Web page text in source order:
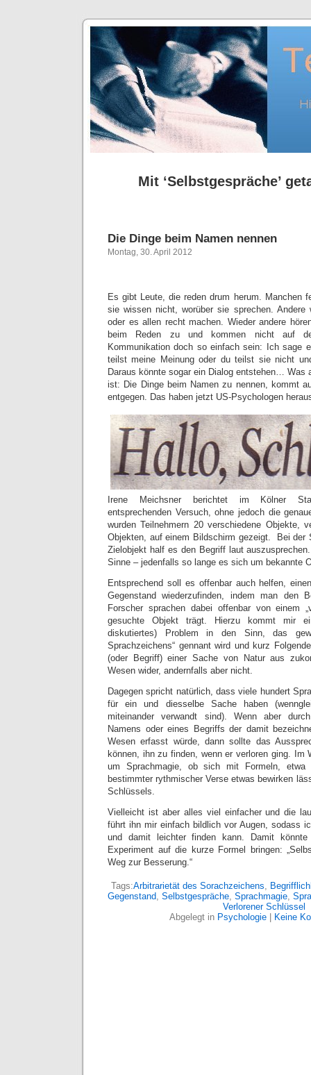
Mit ‘Selbstgespräche’
Die Dinge beim Namen nennen
Montag, 30. April 2012
Es gibt Leute, die reden drum herum. Manchen
sie wissen nicht, worüber sie sprechen. Andere
oder es allen recht machen. Wieder andere
beim Reden zu und kommen nicht auf
Kommunikation doch so einfach sein: Ich sage
teilst meine Meinung oder du teilst sie nicht
Daraus könnte sogar ein Dialog entstehen… Was
ist: Die Dinge beim Namen zu nennen, kommt
entgegen. Das haben jetzt US-Psychologen
Irene Meichsner berichtet im Kölner
entsprechenden Versuch, ohne jedoch die
wurden Teilnehmern 20 verschiedene Objekte,
Objekten, auf einem Bildschirm gezeigt. Bei der
Zielobjekt half es den Begriff laut
Sinne – jedenfalls so lange es sich um bekannte
Entsprechend soll es offenbar auch helfen,
Gegenstand wiederzufinden, indem man den
Forscher sprachen dabei offenbar von einem
gesuchte Objekt trägt. Hierzu kommt mir
diskutiertes) Problem in den Sinn, das
Sprachzeichens“ gennant wird und kurz
(oder Begriff) einer Sache von Natur aus
Wesen wider, andernfalls aber nicht.
Dagegen spricht natürlich, dass viele hundert
für ein und diesselbe Sache haben
miteinander verwandt sind). Wenn aber
Namens oder eines Begriffs der damit
Wesen erfasst würde, dann sollte das
können, ihn zu finden, wenn er verloren ging. Im
um Sprachmagie, ob sich mit Formeln, etwa
bestimmter rythmischer Verse etwas bewirken
Schlüssels.
Vielleicht ist aber alles viel einfacher und die
führt ihn mir einfach bildlich vor Augen, sodass
und damit leichter finden kann. Damit
Experiment auf die kurze Formel bringen:
Weg zur Besserung.“
Tags:Arbitrarietät des Sorachzeichens,
Gegenstand, Selbstgespräche, Sprachmagie,
Verlorener Schlüssel
Abgelegt in Psychologie| Keine